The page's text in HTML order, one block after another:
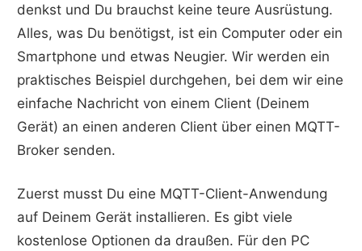
denkst und Du brauchst keine teure Ausrüstung.
Alles, was Du benötigst, ist ein Computer oder ein
Smartphone und etwas Neugier. Wir werden ein
praktisches Beispiel durchgehen, bei dem wir eine
einfache Nachricht von einem Client (Deinem
Gerät) an einen anderen Client über einen MQTT-
Broker senden.
Zuerst musst Du eine MQTT-Client-Anwendung
auf Deinem Gerät installieren. Es gibt viele
kostenlose Optionen da draußen. Für den PC